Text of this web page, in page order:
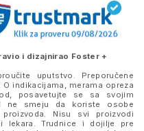
i dizajnirao Foster +
uputstvo. Preporučene
indikacijama, merama opreza
posavetujte se sa svojim
ne smeju da koriste osobe
Nisu svi proizvodi
lekara. Trudnice i dojilje pre